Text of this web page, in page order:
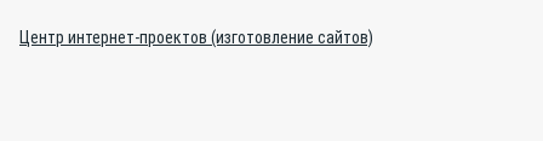
Центр интернет-проектов (изготовление сайтов)